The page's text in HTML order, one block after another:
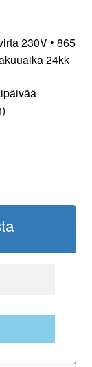
230V • 865
24kk